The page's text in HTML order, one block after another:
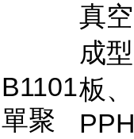
B1101
單聚
真空
成型
板、
PPH